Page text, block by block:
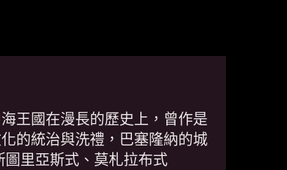
王國在漫長的歷史上，曾作是
的統治與洗禮，巴塞隆納的城
里亞斯式、莫札拉布式